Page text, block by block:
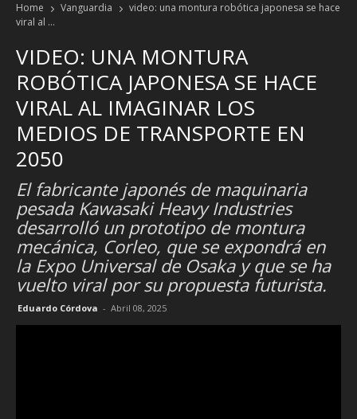
Home Vanguardia
video: una montura robótica japonesa se hace
viral al ...
VIDEO: UNA MONTURA
ROBÓTICA JAPONESA SE HACE
VIRAL AL IMAGINAR LOS
MEDIOS DE TRANSPORTE EN
2050
El fabricante japonés de maquinaria
pesada Kawasaki Heavy Industries
desarrolló un prototipo de montura
mecánica, Corleo, que se expondrá en
la Expo Universal de Osaka y que se ha
vuelto viral por su propuesta futurista.
Eduardo Córdova - Abril 08, 2025